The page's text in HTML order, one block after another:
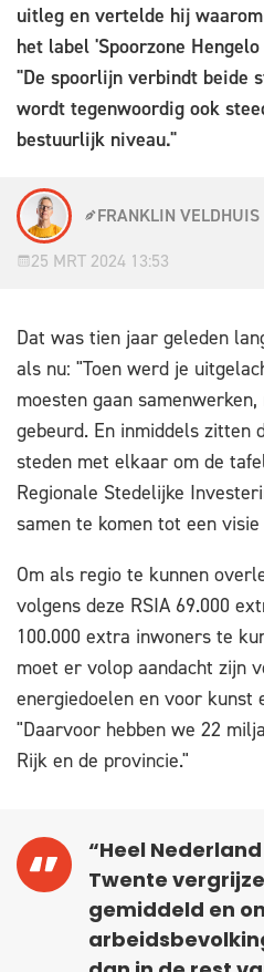
uitleg en vertelde hij
het label 'Spoorzone
"De spoorlijn verbindt beide
wordt tegenwoordig ook
bestuurlijk niveau."
FRANKLIN VELDHUIS
25 MRT 2024 13:53
Dat was tien jaar geleden
als nu: "Toen werd je
moesten gaan
gebeurd. En inmiddels zitten
steden met elkaar om de
Regionale Stedelijke
samen te komen tot een
Om als regio te kunnen
volgens deze RSIA 69.000
100.000 extra inwoners te
moet er volop aandacht zijn
energiedoelen en voor kunst
"Daarvoor hebben we 22
Rijk en de provincie."
“Heel
Twente
gemiddeld en